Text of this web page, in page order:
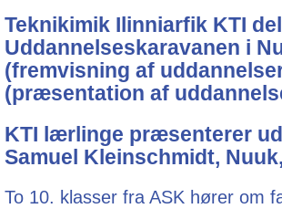
Teknikimik Ilinniarfik KTI
Uddannelseskaravanen i
(fremvisning af
(præsentation af
KTI lærlinge præsenterer
Samuel Kleinschmidt,
To 10. klasser fra ASK hører om